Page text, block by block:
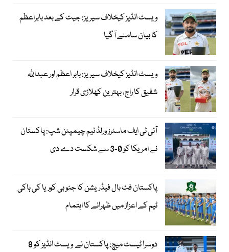
ویسٹ انڈیز کیخلاف سیریز: جیت کے بعد بابراعظم
کا بیان سامنے آگیا
ویسٹ انڈیز کیخلاف سیریز: بابر اعظم اور عبداللہ
شفیق کا راج، بہترین کھلاڑی قرار
آئی ٹی ایف ماسٹرز ورلڈ ٹیم چیمپئن شپ: پاکستان
نے امریکا کو 0-3 سے شکست دے دی
پاکستان فٹ بال فیڈریشن کا جنوبی کوریا کی ہاکی
ٹیم کے اعزاز میں ظہرانے کا اہتمام
دوسرا ٹیسٹ میچ: پاکستان نے ویسٹ انڈیز کو 8